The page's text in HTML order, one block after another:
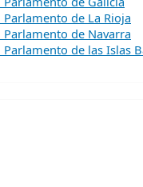
Parlamento de La Rioja
Parlamento de Navarra
Parlamento de las Islas